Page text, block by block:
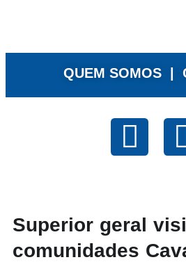
QUEM SOMOS |
Superior geral
comunidades